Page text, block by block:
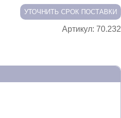
Артикул: 70.232